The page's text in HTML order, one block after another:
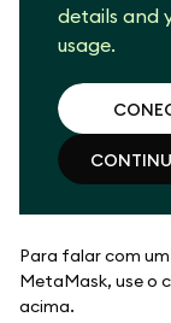
details and
usage.
Para falar com
MetaMask, use o
acima.